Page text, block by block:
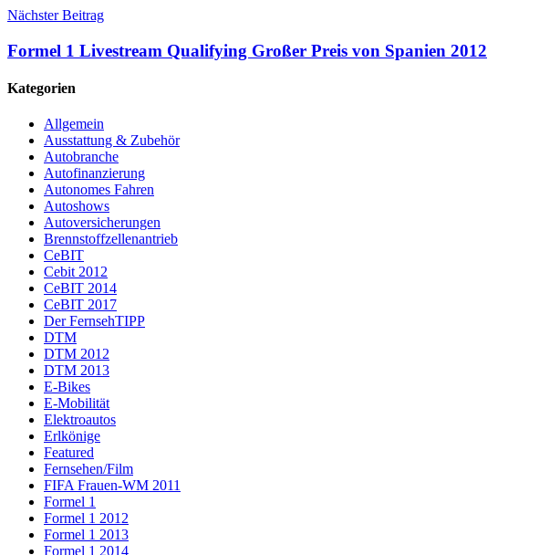
Nächster Beitrag
Formel 1 Livestream Qualifying Großer Preis von Spanien 2012
Kategorien
Allgemein
Ausstattung & Zubehör
Autobranche
Autofinanzierung
Autonomes Fahren
Autoshows
Autoversicherungen
Brennstoffzellenantrieb
CeBIT
Cebit 2012
CeBIT 2014
CeBIT 2017
Der FernsehTIPP
DTM
DTM 2012
DTM 2013
E-Bikes
E-Mobilität
Elektroautos
Erlkönige
Featured
Fernsehen/Film
FIFA Frauen-WM 2011
Formel 1
Formel 1 2012
Formel 1 2013
Formel 1 2014